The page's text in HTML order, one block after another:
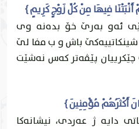
ئه‌و به‌رێ خۆ بده‌نه‌ وى
باش و ب مفا لێ
پێڤه‌تر كه‌س نه‌شێت
دايه‌ ژ عه‌ردى، نيشانه‌كا